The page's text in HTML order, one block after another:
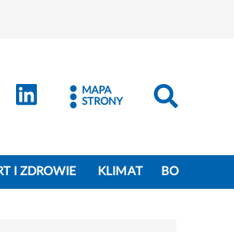
- YouTube
- Instagram
Kraków - LinkedIn
MAPA
STRONY
I ZDROWIE KLIMAT BO